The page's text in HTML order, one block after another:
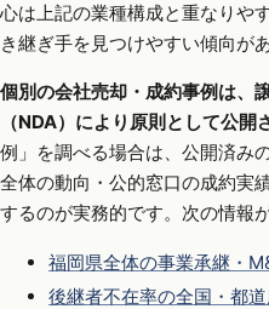
心は上記の業種構成と重なりや
き継ぎ手を見つけやすい傾向が
個別の会社売却・成約事例は、
（NDA）により原則として公開
例」を調べる場合は、公開済み
全体の動向・公的窓口の成約実
するのが実務的です。次の情報
福岡県全体の事業承継・
後継者不在率の全国・都